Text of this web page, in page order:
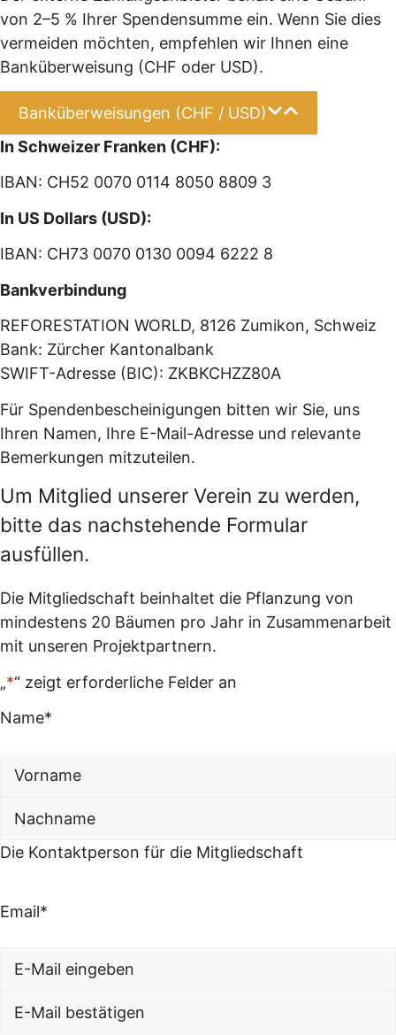
von 2–5 % Ihrer Spendensumme ein. Wenn Sie dies
vermeiden möchten, empfehlen wir Ihnen eine
Banküberweisung (CHF oder USD).
Banküberweisungen (CHF / USD)
In Schweizer Franken (CHF):
IBAN: CH52 0070 0114 8050 8809 3
In US Dollars (USD):
IBAN: CH73 0070 0130 0094 6222 8
Bankverbindung
REFORESTATION WORLD, 8126 Zumikon, Schweiz
Bank: Zürcher Kantonalbank
SWIFT-Adresse (BIC): ZKBKCHZZ80A
Für Spendenbescheinigungen bitten wir Sie, uns
Ihren Namen, Ihre E-Mail-Adresse und relevante
Bemerkungen mitzuteilen.
Um Mitglied unserer Verein zu werden,
bitte das nachstehende Formular
ausfüllen.
Die Mitgliedschaft beinhaltet die Pflanzung von
mindestens 20 Bäumen pro Jahr in Zusammenarbeit
mit unseren Projektpartnern.
„*“ zeigt erforderliche Felder an
Name*
Vorname
Nachname
Die Kontaktperson für die Mitgliedschaft
Email*
E-